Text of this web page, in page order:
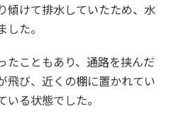
傾けて排水していたため、水
た。
たこともあり、通路を挟んだ
飛び、近くの棚に置かれてい
る状態でした。